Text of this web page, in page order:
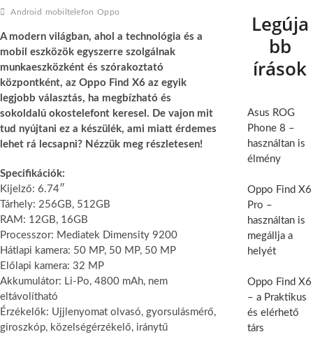
Android mobiltelefon Oppo
A modern világban, ahol a technológia és a
mobil eszközök egyszerre szolgálnak
munkaeszközként és szórakoztató
központként, az Oppo Find X6 az egyik
legjobb választás, ha megbízható és
sokoldalú okostelefont keresel. De vajon mit
tud nyújtani ez a készülék, ami miatt érdemes
lehet rá lecsapni? Nézzük meg részletesen!
Specifikációk:
Kijelző: 6.74″
Tárhely: 256GB, 512GB
RAM: 12GB, 16GB
Processzor: Mediatek Dimensity 9200
Hátlapi kamera: 50 MP, 50 MP, 50 MP
Előlapi kamera: 32 MP
Akkumulátor: Li-Po, 4800 mAh, nem
eltávolítható
Érzékelők: Ujjlenyomat olvasó, gyorsulásmérő,
giroszkóp, közelségérzékelő, iránytű
Legúja
bb
írások
Asus ROG
Phone 8 –
használtan is
élmény
Oppo Find X6
Pro –
használtan is
megállja a
helyét
Oppo Find X6
– a Praktikus
és elérhető
társ